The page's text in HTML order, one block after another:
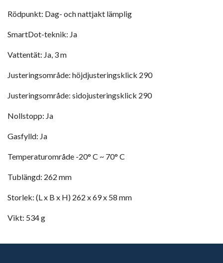
Rödpunkt: Dag- och nattjakt lämplig
SmartDot-teknik: Ja
Vattentät: Ja, 3 m
Justeringsområde: höjdjusteringsklick 290
Justeringsområde: sidojusteringsklick 290
Nollstopp: Ja
Gasfylld: Ja
Temperaturområde -20° C ~ 70° C
Tublängd: 262 mm
Storlek: (L x B x H) 262 x 69 x 58 mm
Vikt: 534 g